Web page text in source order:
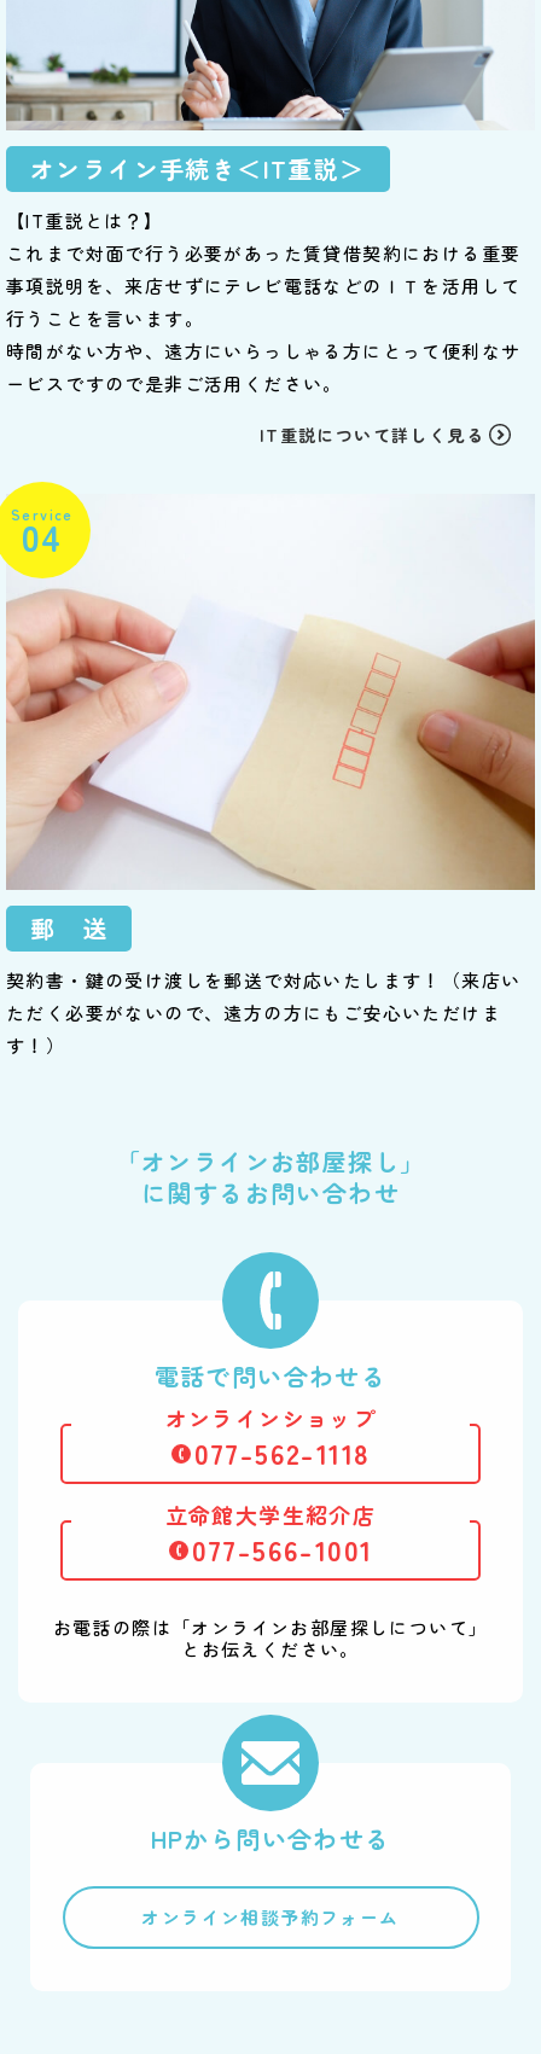
オンライン手続き＜IT重説＞
【IT重説とは？】
これまで対面で行う必要があった賃貸借契約における重要
事項説明を、来店せずにテレビ電話などのＩＴを活用して
行うことを言います。
時間がない方や、遠方にいらっしゃる方にとって便利なサ
ービスですので是非ご活用ください。
IT重説について詳しく見る
Service
04
郵 送
契約書・鍵の受け渡しを郵送で対応いたします！（来店い
ただく必要がないので、遠方の方にもご安心いただけま
す！）
「オンラインお部屋探し」
に関するお問い合わせ
電話で問い合わせる
オンラインショップ
077-562-1118
立命館大学生紹介店
077-566-1001
お電話の際は「オンラインお部屋探しについて」
とお伝えください。
HPから問い合わせる
オンライン相談予約フォーム